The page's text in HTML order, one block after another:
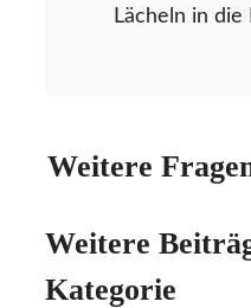
Lächeln in
Weitere
Weitere
Kategorie